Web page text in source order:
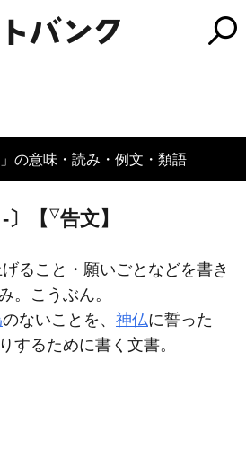
」の意味・読み・例文・類語
〕【 ▽告文】
ること・願いごとなどを書き
。こうぶん。
のないことを、 神仏に誓った
するために書く文書。